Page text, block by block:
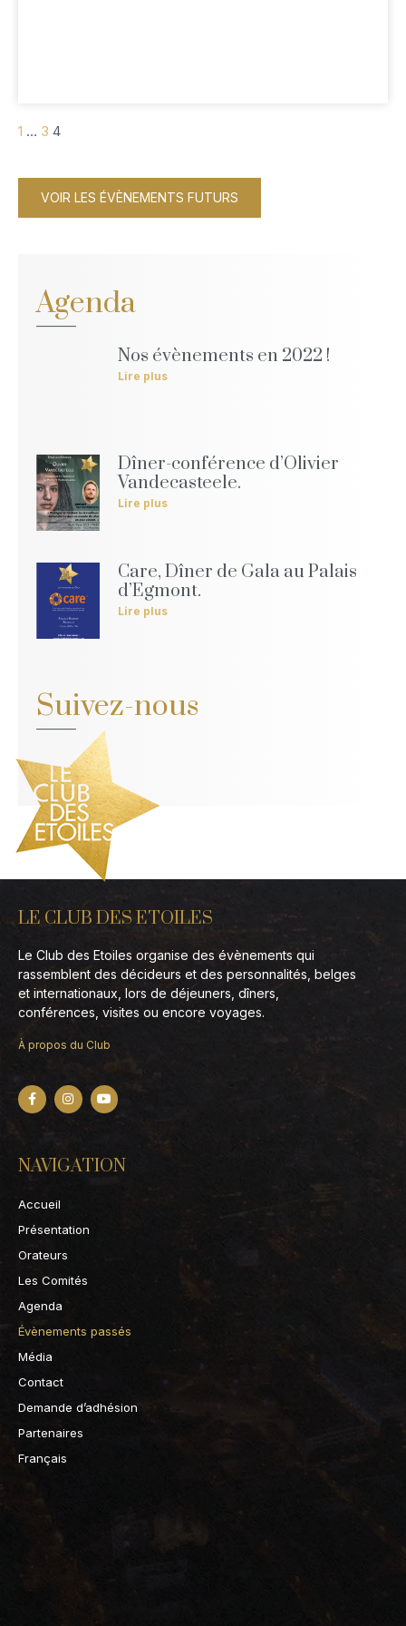
1 … 3 4
VOIR LES ÉVÈNEMENTS FUTURS
Agenda
Nos évènements en 2022 !
Lire plus
Dîner-conférence d’Olivier
Vandecasteele.
Lire plus
Care, Dîner de Gala au Palais
d’Egmont.
Lire plus
Suivez-nous
LE CLUB DES ETOILES
Le Club des Etoiles organise des évènements qui
rassemblent des décideurs et des personnalités, belges
et internationaux, lors de déjeuners, dîners,
conférences, visites ou encore voyages.
À propos du Club
NAVIGATION
Accueil
Présentation
Orateurs
Les Comités
Agenda
Évènements passés
Média
Contact
Demande d’adhésion
Partenaires
Français